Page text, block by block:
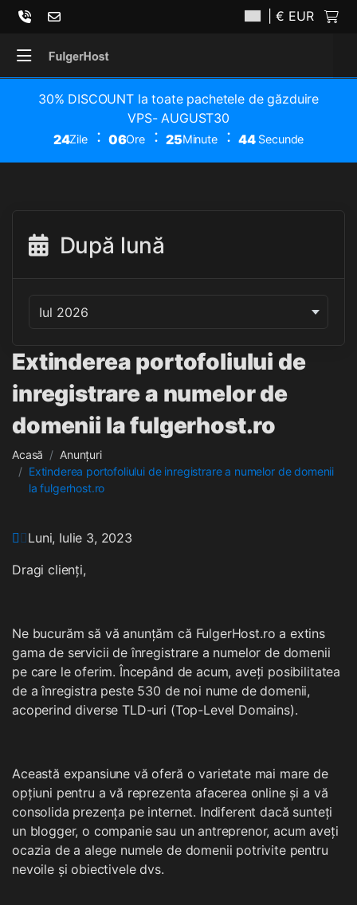
| € EUR
30% DISCOUNT la toate pachetele de găzduire
VPS- AUGUST30
24Zile 06Ore 25Minute 44 Secunde
După lună
Extinderea portofoliului de
inregistrare a numelor de
domenii la fulgerhost.ro
Acasă
Anunțuri
Extinderea portofoliului de inregistrare a numelor de domenii
la fulgerhost.ro
Luni, Iulie 3, 2023
Dragi clienți,
Ne bucurăm să vă anunțăm că FulgerHost.ro a extins
gama de servicii de înregistrare a numelor de domenii
pe care le oferim. Începând de acum, aveți posibilitatea
de a înregistra peste 530 de noi nume de domenii,
acoperind diverse TLD-uri (Top-Level Domains).
Această expansiune vă oferă o varietate mai mare de
opțiuni pentru a vă reprezenta afacerea online și a vă
consolida prezența pe internet. Indiferent dacă sunteți
un blogger, o companie sau un antreprenor, acum aveți
ocazia de a alege numele de domenii potrivite pentru
nevoile și obiectivele dvs.